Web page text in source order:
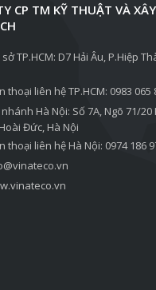
CP TM KỸ THUẬT VÀ
TP.HCM: D7 Hải Âu, P.Hiệp
thoại liên hệ TP.HCM: 0983 065
nhánh Hà Nội: Số 7A, Ngõ 71/
Đức, Hà Nội
thoại liên hệ Hà Nội: 0974 186